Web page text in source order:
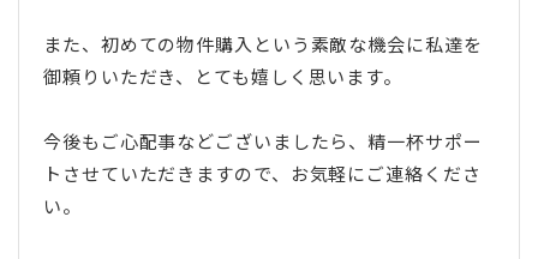
また、初めての物件購入という素敵な機会に私達を
御頼りいただき、とても嬉しく思います。
今後もご心配事などございましたら、精一杯サポー
トさせていただきますので、お気軽にご連絡くださ
い。